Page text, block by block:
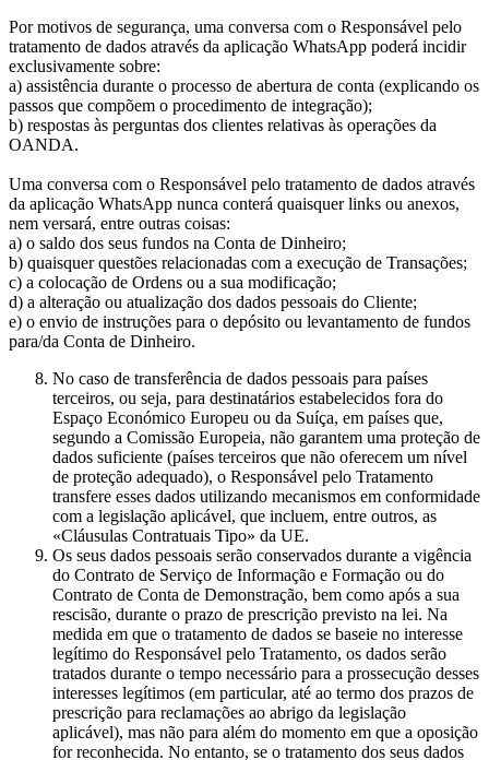
Por motivos de segurança, uma conversa com o Responsável pelo
tratamento de dados através da aplicação WhatsApp poderá incidir
exclusivamente sobre:
a) assistência durante o processo de abertura de conta (explicando os
passos que compõem o procedimento de integração);
b) respostas às perguntas dos clientes relativas às operações da
OANDA.
Uma conversa com o Responsável pelo tratamento de dados através
da aplicação WhatsApp nunca conterá quaisquer links ou anexos,
nem versará, entre outras coisas:
a) o saldo dos seus fundos na Conta de Dinheiro;
b) quaisquer questões relacionadas com a execução de Transações;
c) a colocação de Ordens ou a sua modificação;
d) a alteração ou atualização dos dados pessoais do Cliente;
e) o envio de instruções para o depósito ou levantamento de fundos
para/da Conta de Dinheiro.
No caso de transferência de dados pessoais para países
terceiros, ou seja, para destinatários estabelecidos fora do
Espaço Económico Europeu ou da Suíça, em países que,
segundo a Comissão Europeia, não garantem uma proteção de
dados suficiente (países terceiros que não oferecem um nível
de proteção adequado), o Responsável pelo Tratamento
transfere esses dados utilizando mecanismos em conformidade
com a legislação aplicável, que incluem, entre outros, as
«Cláusulas Contratuais Tipo» da UE.
Os seus dados pessoais serão conservados durante a vigência
do Contrato de Serviço de Informação e Formação ou do
Contrato de Conta de Demonstração, bem como após a sua
rescisão, durante o prazo de prescrição previsto na lei. Na
medida em que o tratamento de dados se baseie no interesse
legítimo do Responsável pelo Tratamento, os dados serão
tratados durante o tempo necessário para a prossecução desses
interesses legítimos (em particular, até ao termo dos prazos de
prescrição para reclamações ao abrigo da legislação
aplicável), mas não para além do momento em que a oposição
for reconhecida. No entanto, se o tratamento dos seus dados